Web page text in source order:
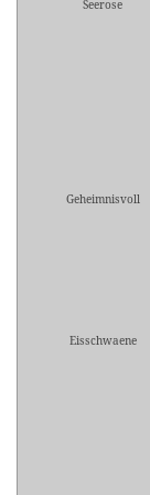
Seerose
Geheimnisvoll
Eisschwaene